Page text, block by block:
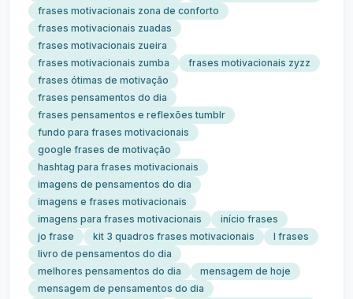
frases motivacionais zona de conforto
frases motivacionais zuadas
frases motivacionais zueira
frases motivacionais zumba
frases motivacionais zyzz
frases ótimas de motivação
frases pensamentos do dia
frases pensamentos e reflexões tumblr
fundo para frases motivacionais
google frases de motivação
hashtag para frases motivacionais
imagens de pensamentos do dia
imagens e frases motivacionais
imagens para frases motivacionais
início frases
jo frase
kit 3 quadros frases motivacionais
l frases
livro de pensamentos do dia
melhores pensamentos do dia
mensagem de hoje
mensagem de pensamentos do dia